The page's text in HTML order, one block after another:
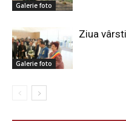
Galerie foto
Galerie foto
Ziua